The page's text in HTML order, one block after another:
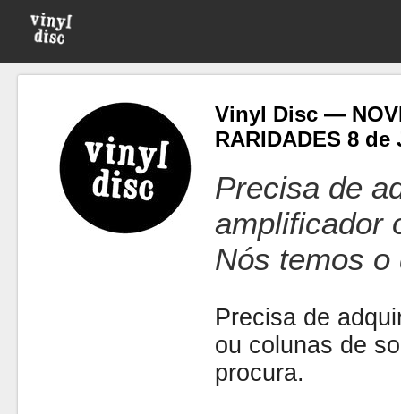
Vinyl Disc —
RARIDADES 8 de
Precisa de
amplificador
Nós temos o
Precisa de
ou colunas de
procura.